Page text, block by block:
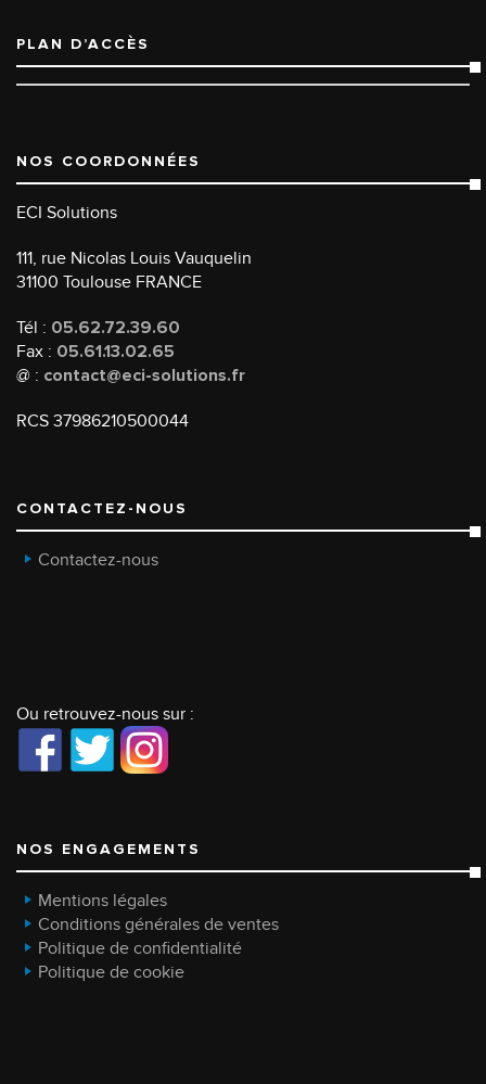
PLAN D’ACCÈS
NOS COORDONNÉES
ECI Solutions
111, rue Nicolas Louis Vauquelin
31100 Toulouse FRANCE
Tél : 05.62.72.39.60
Fax : 05.61.13.02.65
@ : contact@eci-solutions.fr
RCS 37986210500044
CONTACTEZ-NOUS
Contactez-nous
Ou retrouvez-nous sur :
NOS ENGAGEMENTS
Mentions légales
Conditions générales de ventes
Politique de confidentialité
Politique de cookie